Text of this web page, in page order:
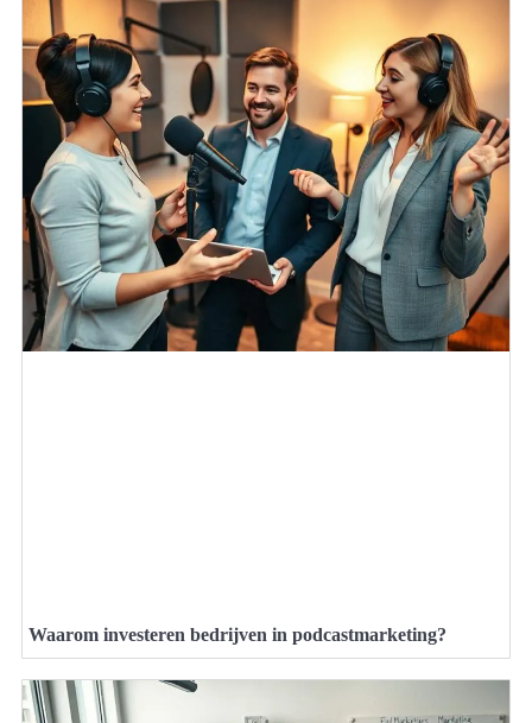
Waarom investeren bedrijven in podcastmarketing?